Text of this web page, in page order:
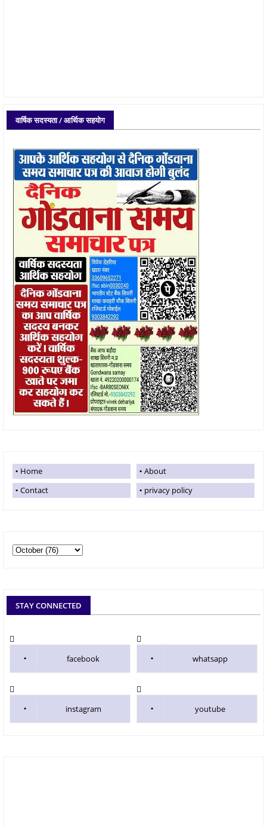
वार्षिक सदस्यता / आर्थिक सहयोग
Home
About
Contact
privacy policy
STAY CONNECTED
facebook whatsapp
instagram youtube